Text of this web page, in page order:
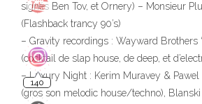
signés Ben Tov, et Ornery) – Monsieur
(Flashback trancy 90’s)
– Gravity recordings : Wayward Brothers
(cocktail de slap house, de deep, et
– Luxury Night : Kerim Muravey & Pawel
(gros son melodic house/techno), Blanski
140
10